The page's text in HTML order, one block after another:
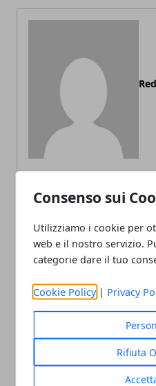
Consenso sui
Utilizziamo i cookie per
web e il nostro servizio.
categorie dare il tuo
Cookie Policy | Privacy
Rifiuta
Polpette di pollo e